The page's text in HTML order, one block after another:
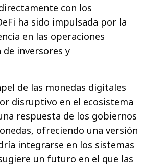
con los
ha sido impulsada por la
en las operaciones
inversores y
de las monedas digitales
disruptivo en el ecosistema
respuesta de los gobiernos
ofreciendo una versión
integrarse en los sistemas
un futuro en el que las